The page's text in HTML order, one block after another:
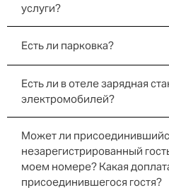
услуги?
Есть ли парковка?
Есть ли в отеле зарядная
электромобилей?
Может ли
незарегистрированный
моем номере? Какая
присоединившегося гостя?